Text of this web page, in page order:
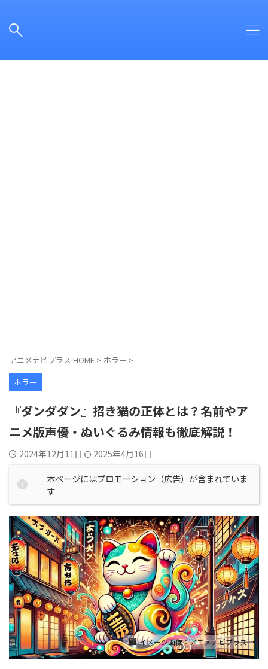
アニメナビプラス HOME > ホラー >
ホラー
『ダンダダン』招き猫の正体とは？名前やア
ニメ版声優・ぬいぐるみ情報も徹底解説！
2024年12月11日 2025年4月16日
本ページにはプロモーション（広告）が含まれていま
す
イメージ画像：アニメナビプラス